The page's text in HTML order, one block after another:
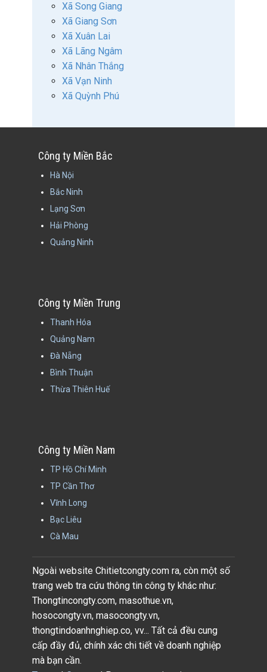
Xã Song Giang
Xã Giang Sơn
Xã Xuân Lai
Xã Lãng Ngâm
Xã Nhân Thắng
Xã Vạn Ninh
Xã Quỳnh Phú
Công ty Miền Bắc
Hà Nội
Bắc Ninh
Lạng Sơn
Hải Phòng
Quảng Ninh
Công ty Miền Trung
Thanh Hóa
Quảng Nam
Đà Nẵng
Bình Thuận
Thừa Thiên Huế
Công ty Miền Nam
TP Hồ Chí Minh
TP Cần Thơ
Vĩnh Long
Bạc Liêu
Cà Mau
Ngoài website Chitietcongty.com ra, còn một số
trang web tra cứu thông tin công ty khác như:
Thongtincongty.com, masothue.vn,
hosocongty.vn, masocongty.vn,
thongtindoanhnghiep.co, vv... Tất cả đều cung
cấp đầy đủ, chính xác chi tiết về doanh nghiệp
mà bạn cần.